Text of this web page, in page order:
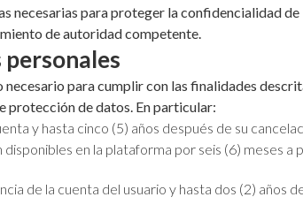
para proteger la confidencialidad
de autoridad competente.
personales
para cumplir con las finalidades
protección de datos. En particular:
y hasta cinco (5) años después de su
en la plataforma por seis (6) meses
de la cuenta del usuario y hasta dos (2) años